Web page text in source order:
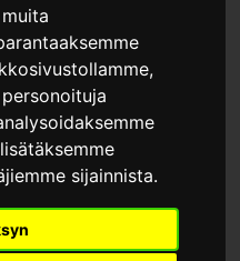
sijainnista.
created by Alesia Kozik,